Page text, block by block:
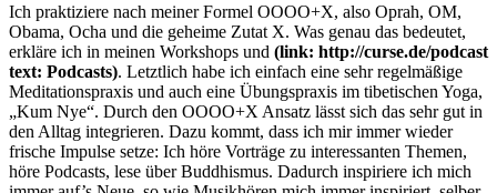
Ich praktiziere nach meiner Formel OOOO+X, also Oprah, OM,
Obama, Ocha und die geheime Zutat X. Was genau das bedeutet,
erkläre ich in meinen Workshops und (link: http://curse.de/podcast
text: Podcasts). Letztlich habe ich einfach eine sehr regelmäßige
Meditationspraxis und auch eine Übungspraxis im tibetischen Yoga,
„Kum Nye“. Durch den OOOO+X Ansatz lässt sich das sehr gut in
den Alltag integrieren. Dazu kommt, dass ich mir immer wieder
frische Impulse setze: Ich höre Vorträge zu interessanten Themen,
höre Podcasts, lese über Buddhismus. Dadurch inspiriere ich mich